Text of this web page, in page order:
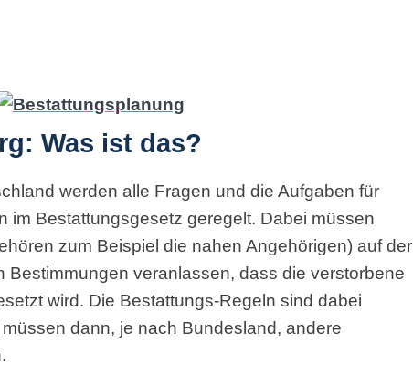
Was ist das?
werden alle Fragen und die Aufgaben für
im Bestattungsgesetz geregelt. Dabei müssen
zum Beispiel die nahen Angehörigen) auf der
Bestimmungen veranlassen, dass die verstorbene
wird. Die Bestattungs-Regeln sind dabei
dann, je nach Bundesland, andere